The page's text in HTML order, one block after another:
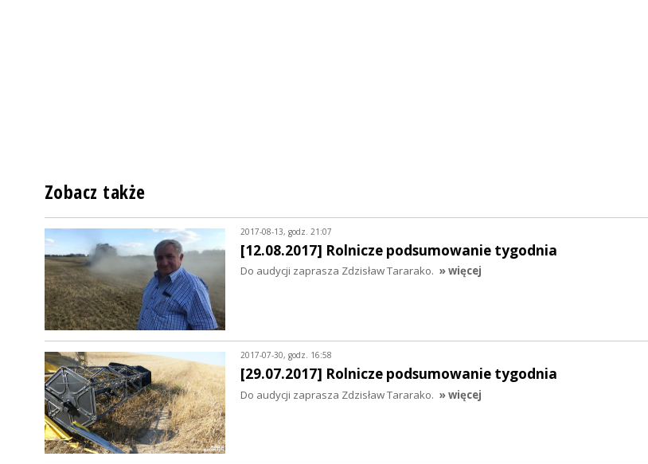
Zobacz także
2017-08-13, godz. 21:07
[12.08.2017] Rolnicze podsumowanie tygodnia
Do audycji zaprasza Zdzisław Tararako. » więcej
2017-07-30, godz. 16:58
[29.07.2017] Rolnicze podsumowanie tygodnia
Do audycji zaprasza Zdzisław Tararako. » więcej